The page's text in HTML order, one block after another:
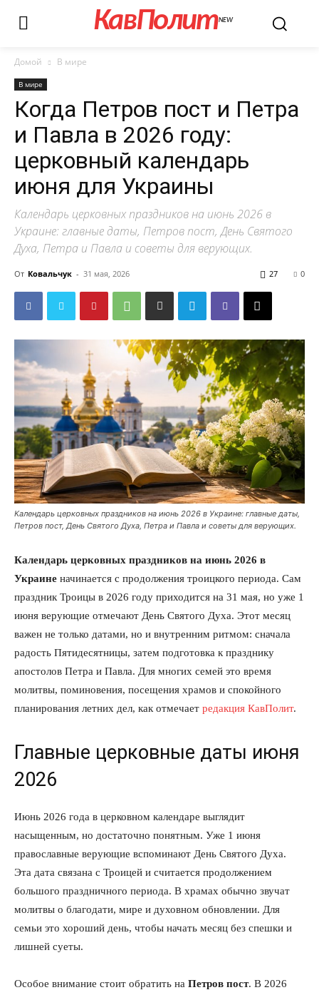
КавПолитNEW
Домой В мире
В мире
Когда Петров пост и Петра
и Павла в 2026 году:
церковный календарь
июня для Украины
Календарь церковных праздников на июнь 2026 в
Украине: главные даты, Петров пост, День Святого
Духа, Петра и Павла и советы для верующих.
От Ковальчук - 31 мая, 2026 0
27
Календарь церковных праздников на июнь 2026 в Украине: главные даты,
Петров пост, День Святого Духа, Петра и Павла и советы для верующих.
Календарь церковных праздников на июнь 2026 в
Украине начинается с продолжения троицкого периода. Сам
праздник Троицы в 2026 году приходится на 31 мая, но уже 1
июня верующие отмечают День Святого Духа. Этот месяц
важен не только датами, но и внутренним ритмом: сначала
радость Пятидесятницы, затем подготовка к празднику
апостолов Петра и Павла. Для многих семей это время
молитвы, поминовения, посещения храмов и спокойного
планирования летних дел, как отмечает редакция КавПолит.
Главные церковные даты июня
2026
Июнь 2026 года в церковном календаре выглядит
насыщенным, но достаточно понятным. Уже 1 июня
православные верующие вспоминают День Святого Духа.
Эта дата связана с Троицей и считается продолжением
большого праздничного периода. В храмах обычно звучат
молитвы о благодати, мире и духовном обновлении. Для
семьи это хороший день, чтобы начать месяц без спешки и
лишней суеты.
Особое внимание стоит обратить на Петров пост. В 2026